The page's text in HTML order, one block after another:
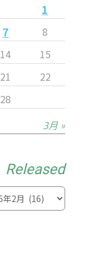
1
7
8
14
15
21
22
28
3月 »
Released